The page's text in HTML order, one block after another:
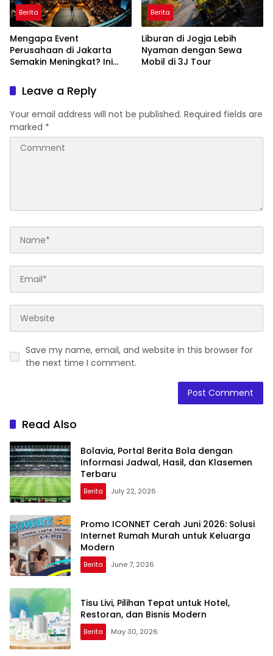
Berita
Mengapa Event
Perusahaan di Jakarta
Semakin Meningkat? Ini
Berita
Liburan di Jogja Lebih
Nyaman dengan Sewa
Mobil di 3J Tour
Leave a Reply
Your email address will not be published. Required fields are
marked *
Save my name, email, and website in this browser for
the next time I comment.
Read Also
Bolavia, Portal Berita Bola dengan
Informasi Jadwal, Hasil, dan Klasemen
Terbaru
Berita July 22, 2026
Promo ICONNET Cerah Juni 2026: Solusi
Internet Rumah Murah untuk Keluarga
Modern
Berita June 7, 2026
Tisu Livi, Pilihan Tepat untuk Hotel,
Restoran, dan Bisnis Modern
Berita May 30, 2026